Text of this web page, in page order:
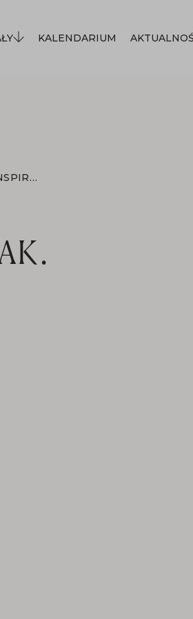
KALENDARIUM
DWURNIK/DROWNIAK. INSPIRACJE